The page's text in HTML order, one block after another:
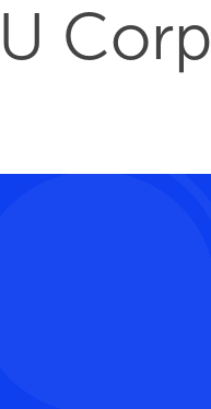
Corp